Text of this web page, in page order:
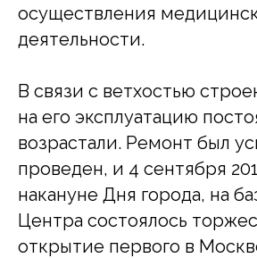
осуществления
деятельности.
В связи с ветхостью
на его эксплуатацию
возрастали. Ремонт был
проведен, и 4 сентября
накануне Дня города, на
Центра состоялось
открытие первого в